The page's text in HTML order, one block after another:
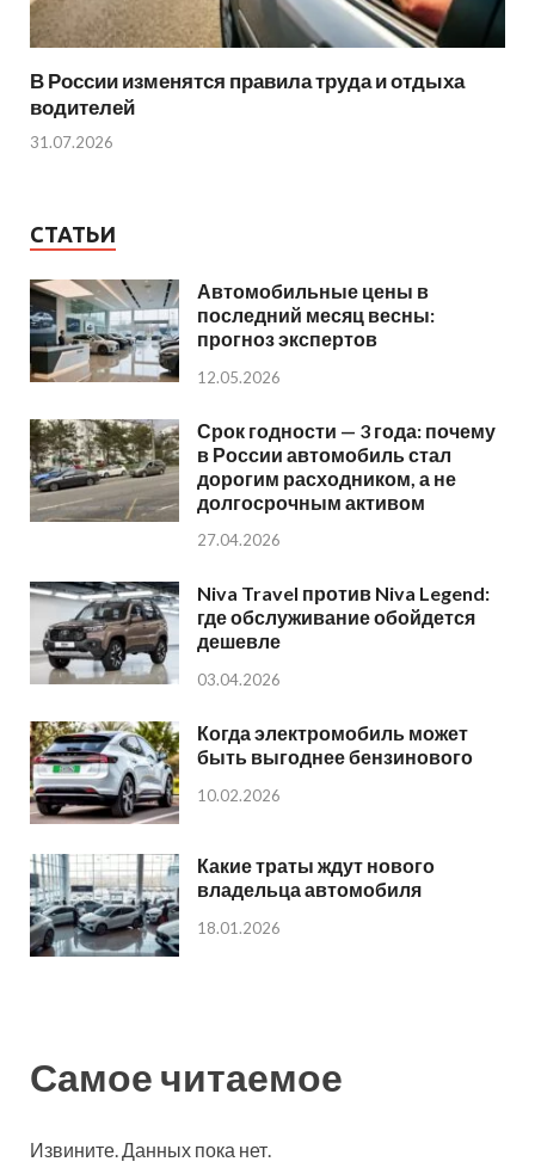
В России изменятся правила труда и отдыха
водителей
31.07.2026
СТАТЬИ
Автомобильные цены в
последний месяц весны:
прогноз экспертов
12.05.2026
Срок годности — 3 года: почему
в России автомобиль стал
дорогим расходником, а не
долгосрочным активом
27.04.2026
Niva Travel против Niva Legend:
где обслуживание обойдется
дешевле
03.04.2026
Когда электромобиль может
быть выгоднее бензинового
10.02.2026
Какие траты ждут нового
владельца автомобиля
18.01.2026
Самое читаемое
Извините. Данных пока нет.